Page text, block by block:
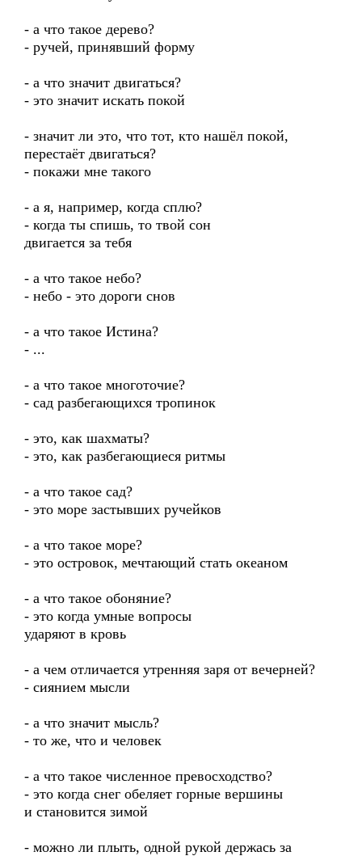
- а что такое дерево?
- ручей, принявший форму
- а что значит двигаться?
- это значит искать покой
- значит ли это, что тот, кто нашёл покой,
перестаёт двигаться?
- покажи мне такого
- а я, например, когда сплю?
- когда ты спишь, то твой сон
двигается за тебя
- а что такое небо?
- небо - это дороги снов
- а что такое Истина?
- ...
- а что такое многоточие?
- сад разбегающихся тропинок
- это, как шахматы?
- это, как разбегающиеся ритмы
- а что такое сад?
- это море застывших ручейков
- а что такое море?
- это островок, мечтающий стать океаном
- а что такое обоняние?
- это когда умные вопросы
ударяют в кровь
- а чем отличается утренняя заря от вечерней?
- сиянием мысли
- а что значит мысль?
- то же, что и человек
- а что такое численное превосходство?
- это когда снег обеляет горные вершины
и становится зимой
- можно ли плыть, одной рукой держась за